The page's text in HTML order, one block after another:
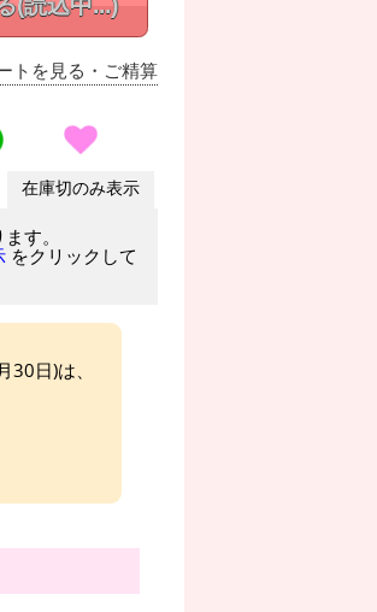
(読込中...)
トを見る ・ご精算
在庫切のみ表示
す。
をクリックして
日)は、